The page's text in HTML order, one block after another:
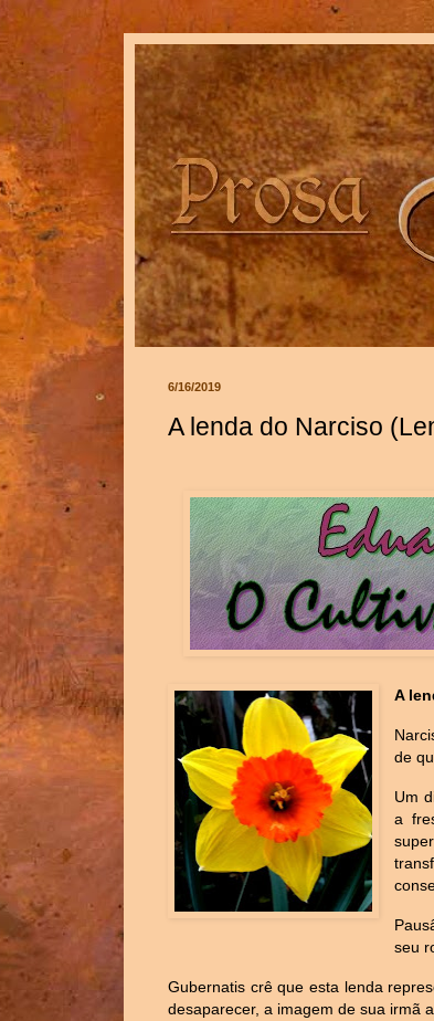
6/16/2019
A lenda do Narciso
A
de
Um
a
seu
Gubernatis crê que esta lenda
desaparecer, a imagem de sua irmã a